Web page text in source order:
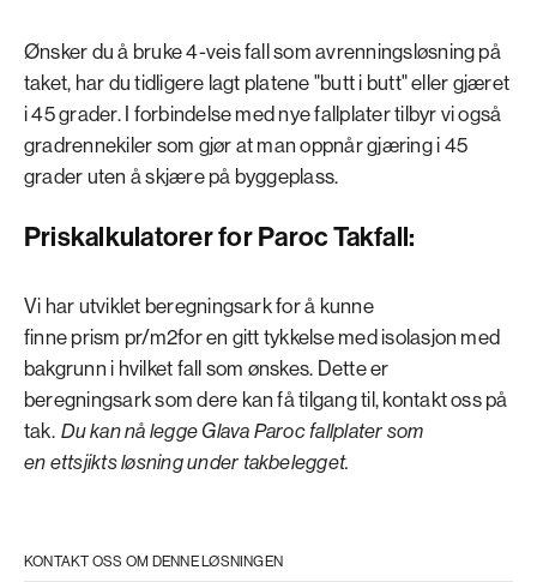
Ønsker du å bruke 4-veis fall som avrenningsløsning på
taket, har du tidligere lagt platene "butt i butt" eller gjæret
i 45 grader. I forbindelse med nye fallplater tilbyr vi også
gradrennekiler som gjør at man oppnår gjæring i 45
grader uten å skjære på byggeplass.
Priskalkulatorer for Paroc Takfall:
Vi har utviklet beregningsark for å kunne
finne prism pr/m2for en gitt tykkelse med isolasjon med
bakgrunn i hvilket fall som ønskes. Dette er
beregningsark som dere kan få tilgang til, kontakt oss på
tak.Du kan nå legge GlavaParocfallplater som
enettsjiktsløsning under takbelegget.
KONTAKT OSS OM DENNE LØSNINGEN